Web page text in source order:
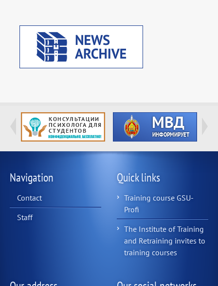
Navigation
Contact
Staff
Quick links
Training course GSU-
Profi
The Institute of Training
and Retraining invites to
training courses